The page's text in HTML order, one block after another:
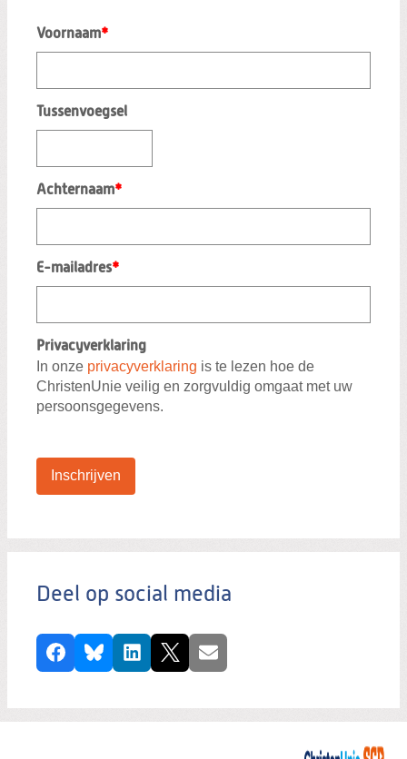
Voornaam*
Tussenvoegsel
Achternaam*
E-mailadres*
Privacyverklaring
In onze privacyverklaring is te lezen hoe de
ChristenUnie veilig en zorgvuldig omgaat met uw
persoonsgegevens.
Inschrijven
Deel op social media
FacebookBlueskyLinkedIn
X E-mail